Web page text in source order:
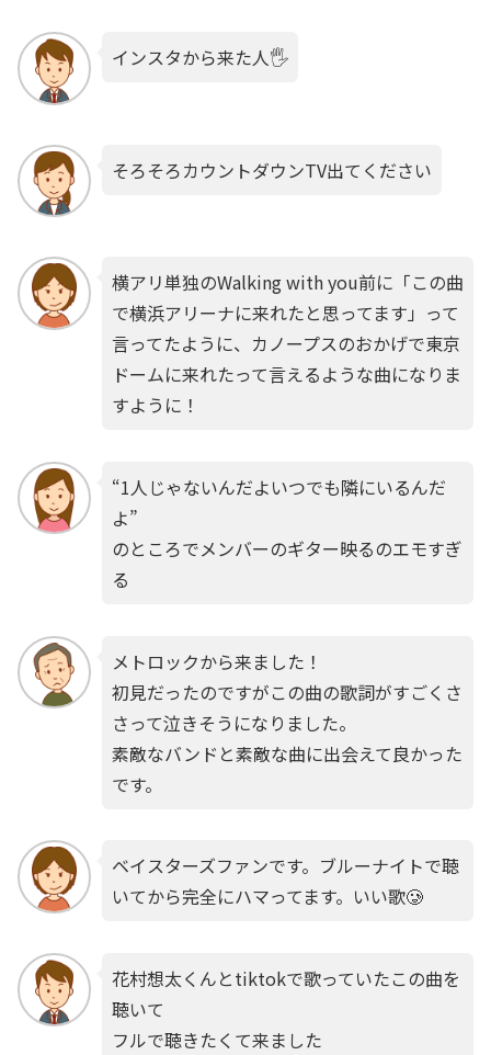
インスタから来た人🖐️
そろそろカウントダウンTV出てください
横アリ単独のWalking with you前に「この曲
で横浜アリーナに来れたと思ってます」って
言ってたように、カノープスのおかげで東京
ドームに来れたって言えるような曲になりま
すように！
“1人じゃないんだよいつでも隣にいるんだ
よ”
のところでメンバーのギター映るのエモすぎ
る
メトロックから来ました！
初見だったのですがこの曲の歌詞がすごくさ
さって泣きそうになりました。
素敵なバンドと素敵な曲に出会えて良かった
です。
ベイスターズファンです。ブルーナイトで聴
いてから完全にハマってます。いい歌🥲
花村想太くんとtiktokで歌っていたこの曲を
聴いて
フルで聴きたくて来ました